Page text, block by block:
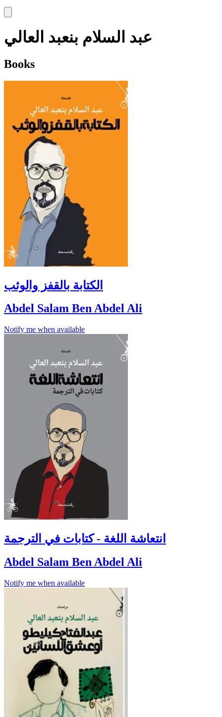
عبد السلام بنعبد العالي
Books
الكتابة بالقفز والوثب
Abdel Salam Ben Abdel Ali
Notify me when available
انتعاشة اللغة - كتابات في الترجمة
Abdel Salam Ben Abdel Ali
Notify me when available